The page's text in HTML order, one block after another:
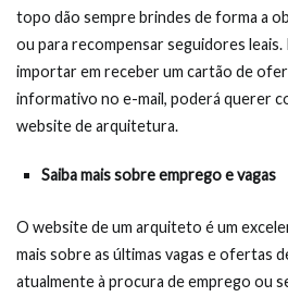
topo dão sempre brindes de forma a
ou para recompensar seguidores
importar em receber um cartão de
informativo no e-mail, poderá querer
website de arquitetura.
Saiba mais sobre emprego e vagas
O website de um arquiteto é um
mais sobre as últimas vagas e ofertas
atualmente à procura de emprego ou